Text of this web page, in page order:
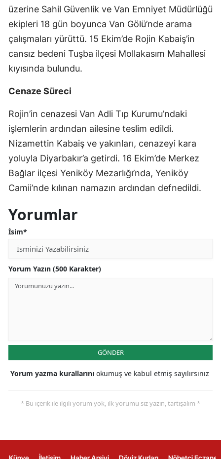
üzerine Sahil Güvenlik ve Van Emniyet Müdürlüğü
ekipleri 18 gün boyunca Van Gölü’nde arama
çalışmaları yürüttü. 15 Ekim’de Rojin Kabaiş’in
cansız bedeni Tuşba ilçesi Mollakasım Mahallesi
kıyısında bulundu.
Cenaze Süreci
Rojin’in cenazesi Van Adli Tıp Kurumu’ndaki
işlemlerin ardından ailesine teslim edildi.
Nizamettin Kabaiş ve yakınları, cenazeyi kara
yoluyla Diyarbakır’a getirdi. 16 Ekim’de Merkez
Bağlar ilçesi Yeniköy Mezarlığı’nda, Yeniköy
Camii’nde kılınan namazın ardından defnedildi.
Yorumlar
İsim*
Yorum Yazın (500 Karakter)
GÖNDER
Yorum yazma kurallarını okumuş ve kabul etmiş sayılırsınız
* Bu içerik ile ilgili yorum yok, ilk yorumu siz yazın, tartışalım *